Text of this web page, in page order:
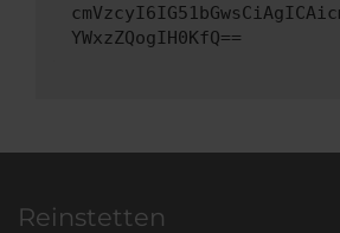
YWxzZQogIH0KfQ==
Reinstetten